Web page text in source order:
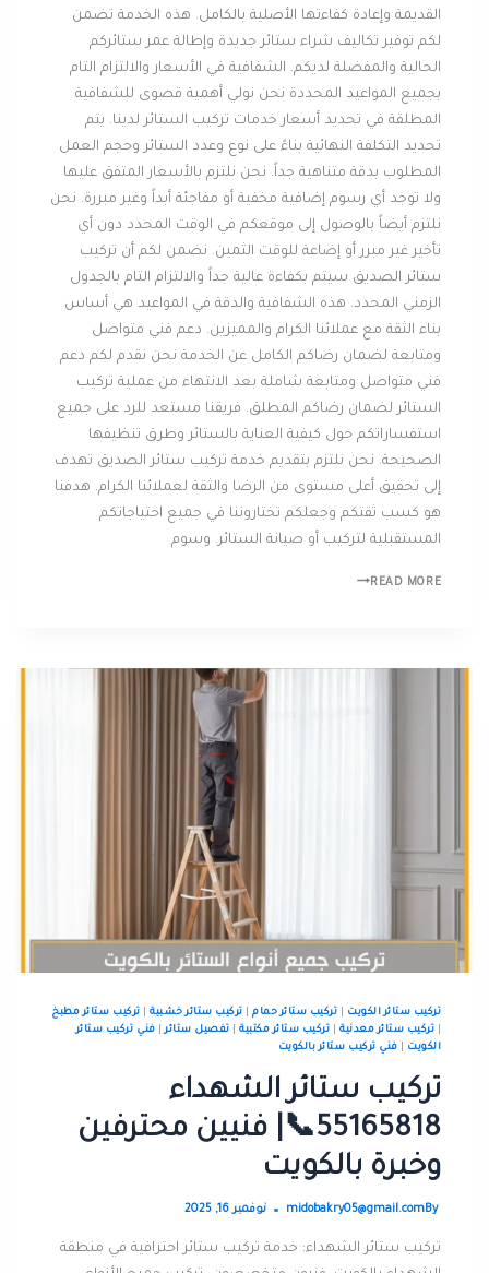
القديمة وإعادة كفاءتها الأصلية بالكامل. هذه الخدمة تضمن
لكم توفير تكاليف شراء ستائر جديدة وإطالة عمر ستائركم
الحالية والمفضلة لديكم. الشفافية في الأسعار والالتزام التام
بجميع المواعيد المحددة نحن نولي أهمية قصوى للشفافية
المطلقة في تحديد أسعار خدمات تركيب الستائر لدينا. يتم
تحديد التكلفة النهائية بناءً على نوع وعدد الستائر وحجم العمل
المطلوب بدقة متناهية جداً. نحن نلتزم بالأسعار المتفق عليها
ولا توجد أي رسوم إضافية مخفية أو مفاجئة أبداً وغير مبررة. نحن
نلتزم أيضاً بالوصول إلى موقعكم في الوقت المحدد دون أي
تأخير غير مبرر أو إضاعة للوقت الثمين. نضمن لكم أن تركيب
ستائر الصديق سيتم بكفاءة عالية جداً والالتزام التام بالجدول
الزمني المحدد. هذه الشفافية والدقة في المواعيد هي أساس
بناء الثقة مع عملائنا الكرام والمميزين. دعم فني متواصل
ومتابعة لضمان رضاكم الكامل عن الخدمة نحن نقدم لكم دعم
فني متواصل ومتابعة شاملة بعد الانتهاء من عملية تركيب
الستائر لضمان رضاكم المطلق. فريقنا مستعد للرد على جميع
استفساراتكم حول كيفية العناية بالستائر وطرق تنظيفها
الصحيحة. نحن نلتزم بتقديم خدمة تركيب ستائر الصديق تهدف
إلى تحقيق أعلى مستوى من الرضا والثقة لعملائنا الكرام. هدفنا
هو كسب ثقتكم وجعلكم تختاروننا في جميع احتياجاتكم
المستقبلية لتركيب أو صيانة الستائر. وسوم
READ MORE
تركيب ستائر الكويت|تركيب ستائر حمام|تركيب ستائر خشبية|تركيب ستائر مطبخ
تركيب ستائر معدنية|تركيب ستائر مكتبية|تفصيل ستائر|فني تركيب ستائر
الكويت|فني تركيب ستائر بالكويت
تركيب ستائر الشهداء
55165818📞| فنيين محترفين
وخبرة بالكويت
midobakry05@gmail.com نوفمبر 16, 2025
تركيب ستائر الشهداء: خدمة تركيب ستائر احترافية في منطقة